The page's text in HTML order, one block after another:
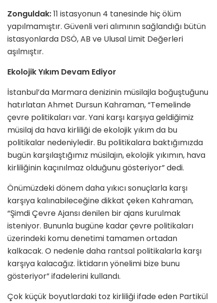
Zonguldak:11 istasyonun 4 tanesinde hiç ölüm
yapılmamıştır. Güvenli veri alımının sağlandığı bütün
istasyonlarda DSÖ, AB ve Ulusal Limit Değerleri
aşılmıştır.
Ekolojik Yıkım Devam Ediyor
İstanbul’da Marmara denizinin müsilajla boğuştuğunu
hatırlatan Ahmet Dursun Kahraman, “Temelinde
çevre politikaları var. Yani karşı karşıya geldiğimiz
müsilaj da hava kirliliği de ekolojik yıkım da bu
politikalar nedeniyledir. Bu politikalara baktığımızda
bugün karşılaştığımız müsilajın, ekolojik yıkımın, hava
kirliliğinin kaçınılmaz olduğunu gösteriyor” dedi.
Önümüzdeki dönem daha yıkıcı sonuçlarla karşı
karşıya kalınabileceğine dikkat çeken Kahraman,
“Şimdi Çevre Ajansı denilen bir ajans kurulmak
isteniyor. Bununla bugüne kadar çevre politikaları
üzerindeki komu denetimi tamamen ortadan
kalkacak. O nedenle daha rantsal politikalarla karşı
karşıya kalacağız. İktidarın yönelimi bize bunu
gösteriyor” ifadelerini kullandı.
Çok küçük boyutlardaki toz kirliliği ifade eden Partikül